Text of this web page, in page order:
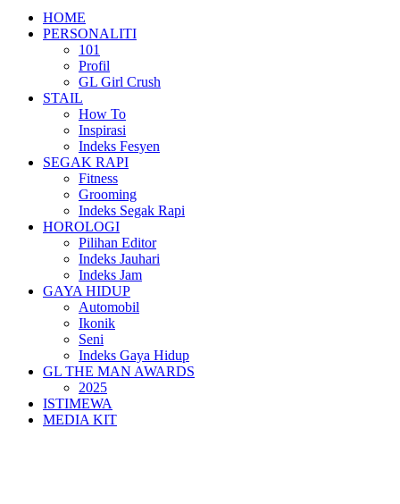
HOME
PERSONALITI
101
Profil
GL Girl Crush
STAIL
How To
Inspirasi
Indeks Fesyen
SEGAK RAPI
Fitness
Grooming
Indeks Segak Rapi
HOROLOGI
Pilihan Editor
Indeks Jauhari
Indeks Jam
GAYA HIDUP
Automobil
Ikonik
Seni
Indeks Gaya Hidup
GL THE MAN AWARDS
2025
ISTIMEWA
MEDIA KIT